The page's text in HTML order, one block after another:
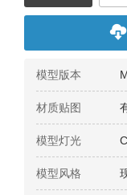
模型版本
材质贴图
模型灯光
模型风格